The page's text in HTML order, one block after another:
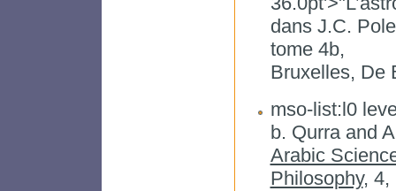
dans J.C.
tome 4b,
Bruxelles, De
mso-list:l0
b. Qurra and
Arabic
Philosophy, 4,